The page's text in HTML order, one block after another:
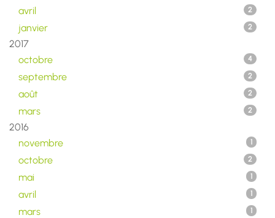
avril 2
janvier 2
2017
octobre
4
septembre 2
août 2
mars 2
2016
novembre
1
octobre 2
mai 1
avril 1
mars 1